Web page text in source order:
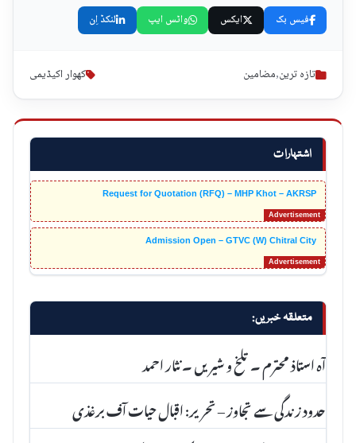
اشتہارات
Request for Quotation (RFQ) – MHP Khot – AKRSP
Admission Open – GTVC (W) Chitral City
متعلقہ خبریں:
آہ استاذ محترم ۔ تلخ و شیریں ۔ نثار احمد
حدود زندگی سے تجاوز – تحریر: اقبال حیات آف برغذی
فیس بک ایکس واٹس ایپ لنکڈ اِن
تازہ ترین,مضامین کھوار اکیڈیمی